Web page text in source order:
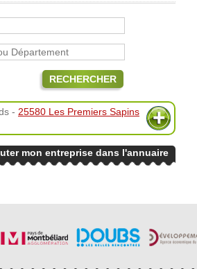
RECHERCHER
- 25580 Les Premiers Sapins
mon entreprise dans l'annuaire